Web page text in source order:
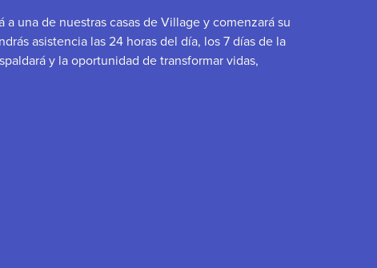
a una de nuestras casas de Village y comenzará su
asistencia las 24 horas del día, los 7 días de la
y la oportunidad de transformar vidas,